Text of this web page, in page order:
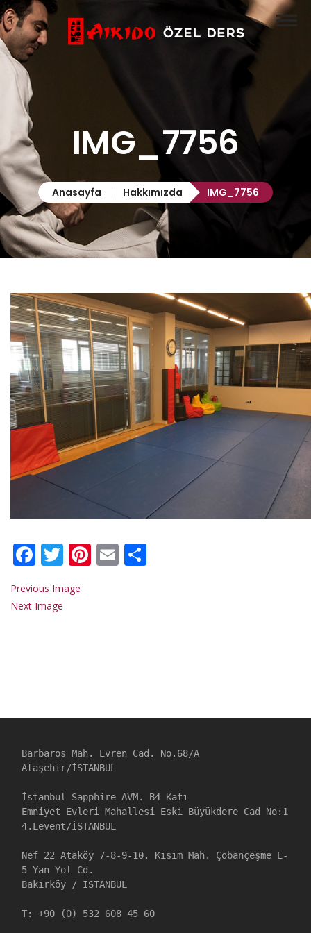
Anasayfa
Aikido
Özel Ders
Hakkımızda
İletişim IMG_7756
Anasayfa Hakkımızda IMG_7756
Facebook
Twitter
Pinterest
Email
Previous Image
Next Image
Barbaros Mah. Evren Cad. No.68/A
Ataşehir/İSTANBUL
İstanbul Sapphire AVM. B4 Katı
Emniyet Evleri Mahallesi Eski Büyükdere Cad No:1
4.Levent/İSTANBUL
Nef 22 Ataköy 7-8-9-10. Kısım Mah. Çobançeşme E-
5 Yan Yol Cd.
Bakırköy / İSTANBUL
T: +90 (0) 532 608 45 60